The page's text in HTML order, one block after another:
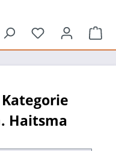
Du hast 0
Haitsma